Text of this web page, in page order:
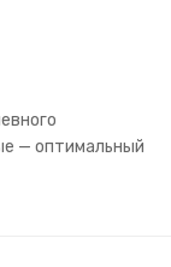
— оптимальный